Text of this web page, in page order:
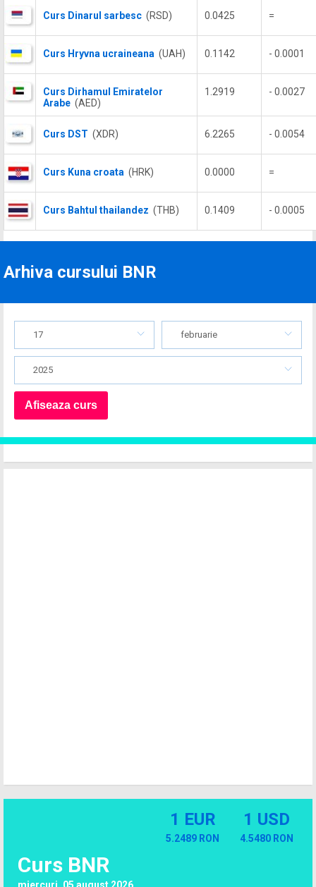
Curs Dinarul sarbesc (RSD) 0.0425 =
Curs Hryvna ucraineana (UAH) 0.1142 - 0.0001
Curs Dirhamul Emiratelor
Arabe (AED)
1.2919 - 0.0027
Curs DST (XDR) 6.2265 - 0.0054
Curs Kuna croata (HRK) 0.0000 =
Curs Bahtul thailandez (THB) 0.1409 - 0.0005
Arhiva cursului BNR
17 februarie
2025
Curs BNR
1 EUR
5.2489 RON
1 USD
4.5480 RON